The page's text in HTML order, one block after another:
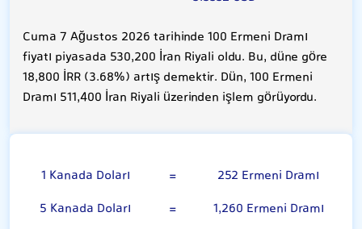
Cuma 7 Ağustos 2026 tarihinde 100 Ermeni Dramı
fiyatı piyasada 530,200 İran Riyali oldu. Bu, düne göre
18,800 İRR (3.68%) artış demektir. Dün, 100 Ermeni
Dramı 511,400 İran Riyali üzerinden işlem görüyordu.
1 Kanada Doları =
252 Ermeni Dramı
5 Kanada Doları
= 1,260 Ermeni Dramı